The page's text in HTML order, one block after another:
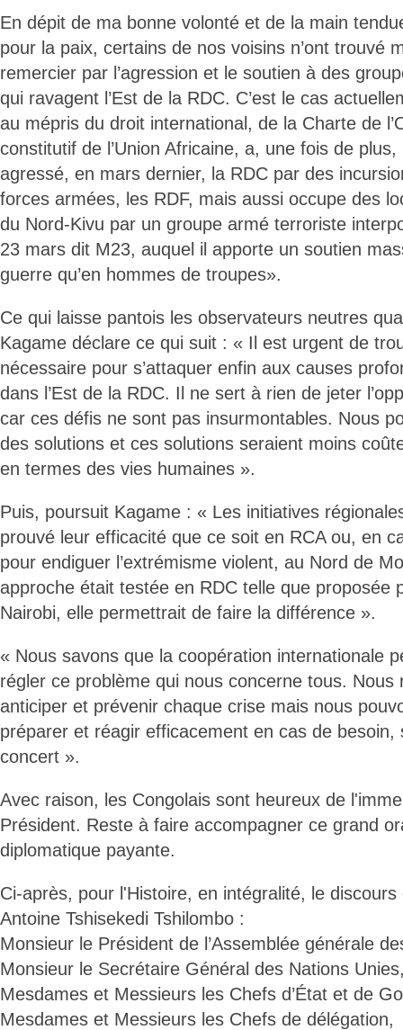
En dépit de ma bonne volonté et de la main
pour la paix, certains de nos voisins n’ont trouvé
remercier par l’agression et le soutien à des
qui ravagent l’Est de la RDC. C’est le cas
au mépris du droit international, de la Charte de
constitutif de l’Union Africaine, a, une fois de
agressé, en mars dernier, la RDC par des
forces armées, les RDF, mais aussi occupe des
du Nord-Kivu par un groupe armé terroriste
23 mars dit M23, auquel il apporte un soutien
guerre qu’en hommes de troupes».
Ce qui laisse pantois les observateurs neutres
Kagame déclare ce qui suit : « Il est urgent de
nécessaire pour s’attaquer enfin aux causes
dans l’Est de la RDC. Il ne sert à rien de jeter
car ces défis ne sont pas insurmontables. Nous
des solutions et ces solutions seraient moins
en termes des vies humaines ».
Puis, poursuit Kagame : « Les initiatives
prouvé leur efficacité que ce soit en RCA ou, en
pour endiguer l’extrémisme violent, au Nord de
approche était testée en RDC telle que proposée
Nairobi, elle permettrait de faire la différence ».
« Nous savons que la coopération internationale
régler ce problème qui nous concerne tous. Nous
anticiper et prévenir chaque crise mais nous
préparer et réagir efficacement en cas de
concert ».
Avec raison, les Congolais sont heureux de
Président. Reste à faire accompagner ce grand
diplomatique payante.
Ci-après, pour l'Histoire, en intégralité, le
Antoine Tshisekedi Tshilombo :
Monsieur le Président de l’Assemblée générale
Monsieur le Secrétaire Général des Nations
Mesdames et Messieurs les Chefs d’État et de
Mesdames et Messieurs les Chefs de délégation,